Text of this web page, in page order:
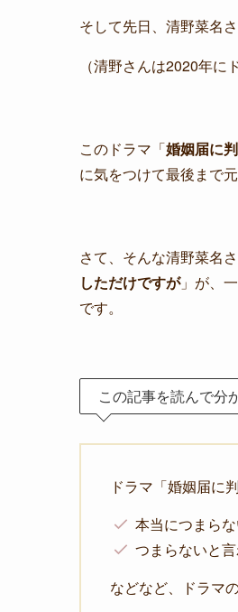
そして先日、清野菜名
（清野さんは2020年
このドラマ「婚姻届に
に気をつけて最後まで
さて、そんな清野菜名
しただけですが」が、
です。
この記事を読んで分
ドラマ「婚姻届に
本当につまら
つまらないと
などなど、ドラマ